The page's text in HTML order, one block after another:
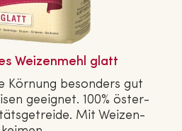
Wei­zen­mehl glatt
Körnung besonders gut
geeignet. 100% ös­ter­
Mit Wei­zen­